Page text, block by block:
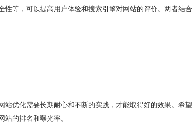
性等，可以提高用户体验和搜索引擎对网站的评价。两者结合
站优化需要长期耐心和不断的实践，才能取得好的效果。希望
站的排名和曝光率。